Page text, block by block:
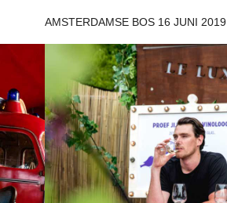
AMSTERDAMSE BOS 16 JUNI 2019